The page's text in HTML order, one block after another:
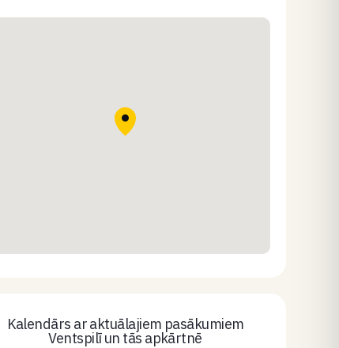
Kalendārs ar aktuālajiem pasākumiem
Ventspilī un tās apkārtnē